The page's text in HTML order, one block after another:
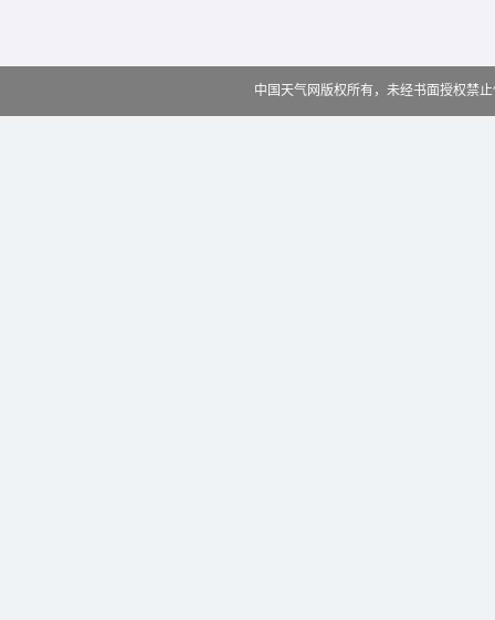
中国天气网版权所有，未经书面授权